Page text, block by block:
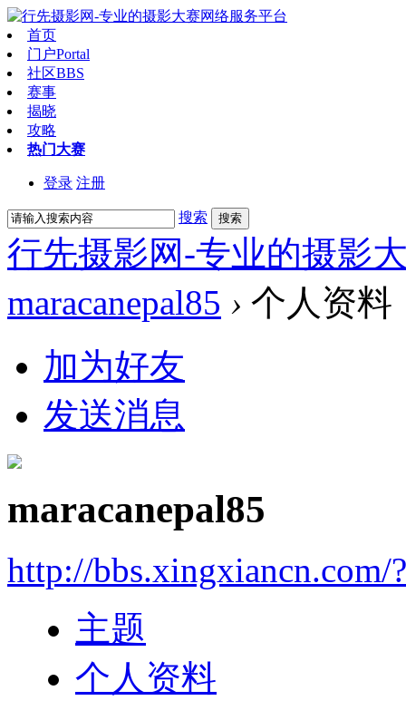
首页
门户Portal
社区BBS
赛事
揭晓
攻略
热门大赛
登录 注册
搜索 搜索
行先摄影网-专业的摄影
maracanepal85 › 个人资料
加为好友
发送消息
maracanepal85
http://bbs.xingxiancn.com/
主题
个人资料